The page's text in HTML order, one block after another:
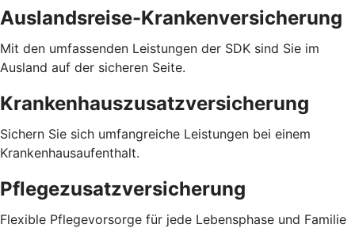
Auslandsreise-Krankenversicherung
Mit den umfassenden Leistungen der SDK sind Sie im
Ausland auf der sicheren Seite.
Krankenhauszusatzversicherung
Sichern Sie sich umfangreiche Leistungen bei einem
Krankenhausaufenthalt.
Pflegezusatzversicherung
Flexible Pflegevorsorge für jede Lebensphase und Familie